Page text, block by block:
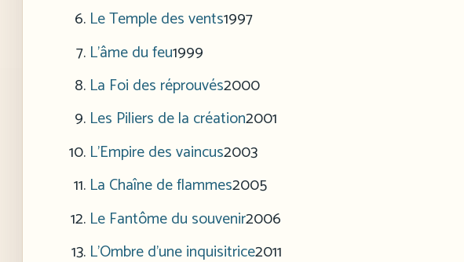
Le Temple des vents1997
L’âme du feu1999
La Foi des réprouvés2000
Les Piliers de la création2001
L’Empire des vaincus2003
La Chaîne de flammes2005
Le Fantôme du souvenir2006
L’Ombre d’une inquisitrice2011